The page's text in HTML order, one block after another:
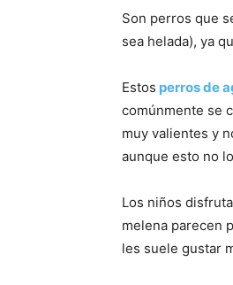
Son perros que
sea helada), ya
Estos perros de
comúnmente se
muy valientes y
aunque esto no
Los niños
melena parecen
les suele gustar